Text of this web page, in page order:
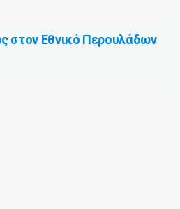
στον Εθνικό Περουλάδων